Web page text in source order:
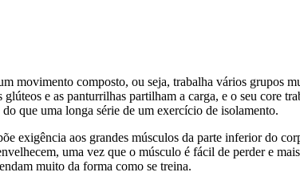
movimento composto, ou seja, trabalha vários grupos
e as panturrilhas partilham a carga, e o seu core
que uma longa série de um exercício de isolamento.
exigência aos grandes músculos da parte inferior do
uma vez que o músculo é fácil de perder e
muito da forma como se treina.